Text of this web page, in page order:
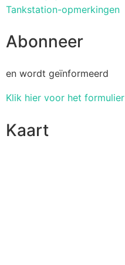
Tankstation-opmerkingen
Abonneer
en wordt geïnformeerd
Klik hier voor het formulier
Kaart